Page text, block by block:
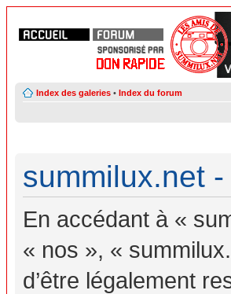
Index des galeries • Index du forum
summilux.net
En accédant à «
« nos », «
d’être légalement